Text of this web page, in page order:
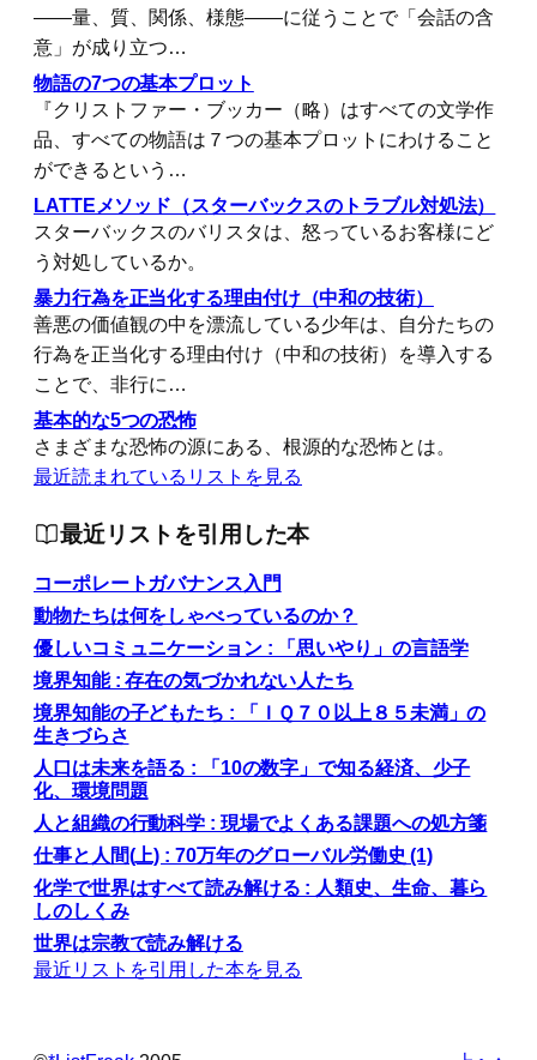
――量、質、関係、様態――に従うことで「会話の含
意」が成り立つ…
物語の7つの基本プロット
『クリストファー・ブッカー（略）はすべての文学作
品、すべての物語は７つの基本プロットにわけること
ができるという…
LATTEメソッド（スターバックスのトラブル対処法）
スターバックスのバリスタは、怒っているお客様にど
う対処しているか。
暴力行為を正当化する理由付け（中和の技術）
善悪の価値観の中を漂流している少年は、自分たちの
行為を正当化する理由付け（中和の技術）を導入する
ことで、非行に…
基本的な5つの恐怖
さまざまな恐怖の源にある、根源的な恐怖とは。
最近読まれているリストを見る
最近リストを引用した本
コーポレートガバナンス入門
動物たちは何をしゃべっているのか？
優しいコミュニケーション : 「思いやり」の言語学
境界知能 : 存在の気づかれない人たち
境界知能の子どもたち : 「ＩＱ７０以上８５未満」の
生きづらさ
人口は未来を語る : 「10の数字」で知る経済、少子
化、環境問題
人と組織の行動科学 : 現場でよくある課題への処方箋
仕事と人間(上) : 70万年のグローバル労働史 (1)
化学で世界はすべて読み解ける : 人類史、生命、暮ら
しのしくみ
世界は宗教で読み解ける
最近リストを引用した本を見る